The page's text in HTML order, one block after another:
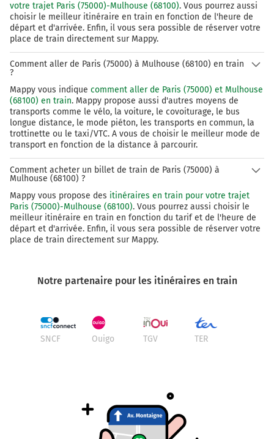
votre trajet Paris (75000)-Mulhouse (68100). Vous pourrez aussi
choisir le meilleur itinéraire en train en fonction de l'heure de
départ et d'arrivée. Enfin, il vous sera possible de réserver votre
place de train directement sur Mappy.
Comment aller de Paris (75000) à Mulhouse (68100) en train
?
Mappy vous indique comment aller de Paris (75000) et Mulhouse
(68100) en train. Mappy propose aussi d'autres moyens de
transports comme le vélo, la voiture, le covoiturage, le bus
longue distance, le mode piéton, les transports en commun, la
trottinette ou le taxi/VTC. A vous de choisir le meilleur mode de
transport en fonction de la distance à parcourir.
Comment acheter un billet de train de Paris (75000) à
Mulhouse (68100) ?
Mappy vous propose des itinéraires en train pour votre trajet
Paris (75000)-Mulhouse (68100). Vous pourrez aussi choisir le
meilleur itinéraire en train en fonction du tarif et de l'heure de
départ et d'arrivée. Enfin, il vous sera possible de réserver votre
place de train directement sur Mappy.
Notre partenaire pour les itinéraires en train
SNCF Ouigo TGV TER